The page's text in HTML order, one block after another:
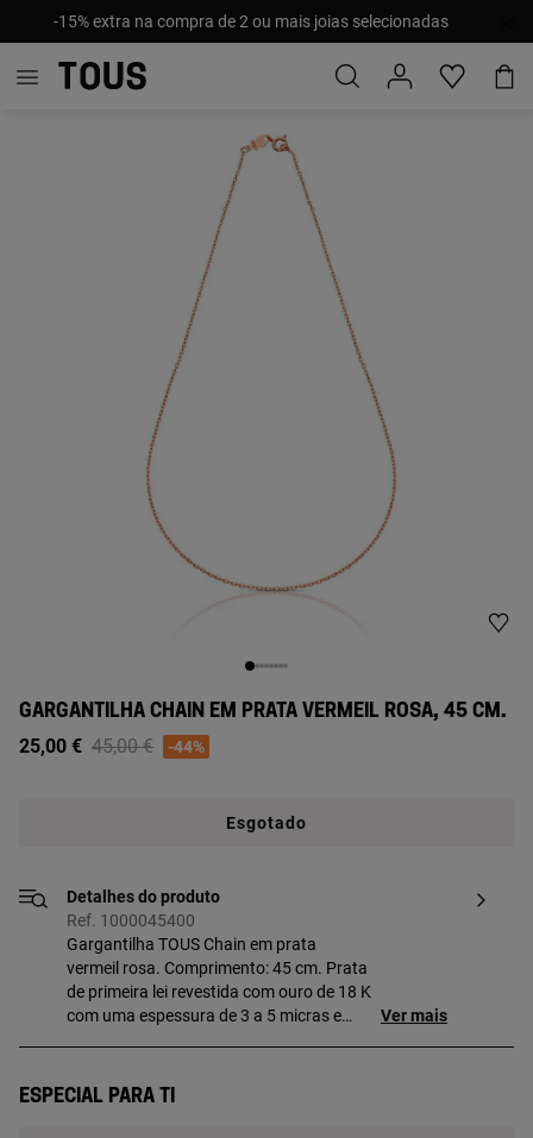
-15% extra na compra de 2 ou mais joias selecionadas
GARGANTILHA CHAIN EM PRATA VERMEIL ROSA, 45 CM.
25,00 € Price reduced from
45,00 €to-44%
Esgotado
Detalhes do produto
Ref. 1000045400
Gargantilha TOUS Chain em prata
vermeil rosa. Comprimento: 45 cm. Prata
de primeira lei revestida com ouro de 18 K
com uma espessura de 3 a 5 micras e
Ver mais
Especial para ti